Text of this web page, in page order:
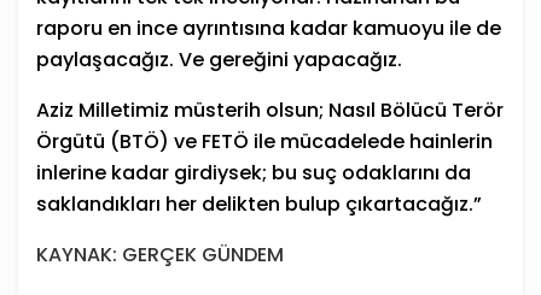
raporu en ince ayrıntısına kadar kamuoyu ile de
paylaşacağız. Ve gereğini yapacağız.
Aziz Milletimiz müsterih olsun; Nasıl Bölücü Terör
Örgütü (BTÖ) ve FETÖ ile mücadelede hainlerin
inlerine kadar girdiysek; bu suç odaklarını da
saklandıkları her delikten bulup çıkartacağız.”
KAYNAK: GERÇEK GÜNDEM